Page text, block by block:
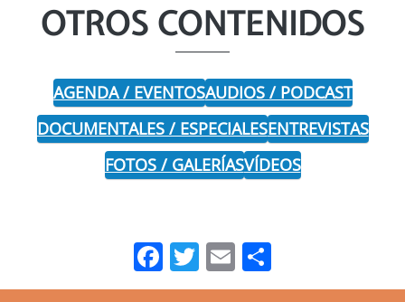
OTROS CONTENIDOS
AGENDA / EVENTOSAUDIOS / PODCAST
DOCUMENTALES / ESPECIALESENTREVISTAS
FOTOS / GALERÍASVÍDEOS
Facebook
Twitter
Email